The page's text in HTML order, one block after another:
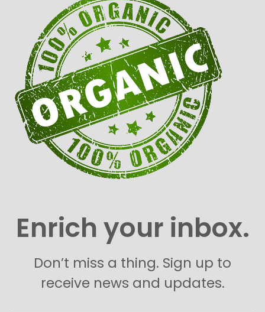
Enrich your inbox.
Don’t miss a thing. Sign up to
receive news and updates.